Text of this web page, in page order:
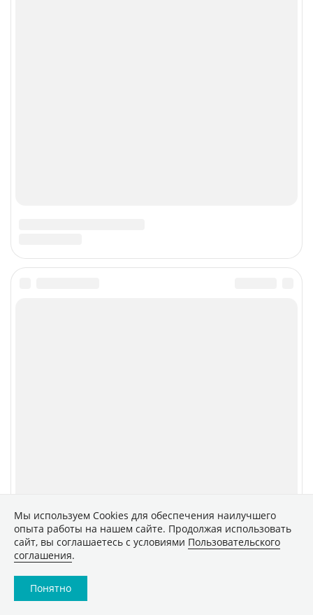
Мы используем Сookies для обеспечения наилучшего
опыта работы на нашем сайте. Продолжая использовать
сайт, вы соглашаетесь с условиями Пользовательского
соглашения.
Понятно